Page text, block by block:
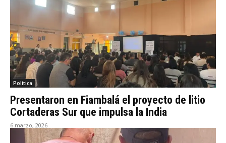
Política
Presentaron en Fiambalá el proyecto de litio
Cortaderas Sur que impulsa la India
6 marzo, 2026